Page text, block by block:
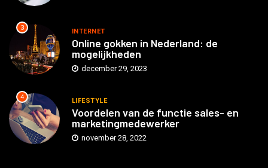
3 INTERNET
Online gokken in Nederland: de
mogelijkheden
december 29, 2023
4 LIFESTYLE
Voordelen van de functie sales- en
marketingmedewerker
november 28, 2022